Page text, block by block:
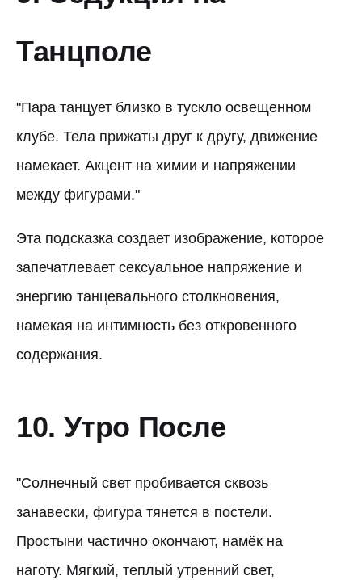
Танцполе
"Пара танцует близко в тускло освещенном
клубе. Тела прижаты друг к другу, движение
намекает. Акцент на химии и напряжении
между фигурами."
Эта подсказка создает изображение, которое
запечатлевает сексуальное напряжение и
энергию танцевального столкновения,
намекая на интимность без откровенного
содержания.
10. Утро После
"Солнечный свет пробивается сквозь
занавески, фигура тянется в постели.
Простыни частично окончают, намёк на
наготу. Мягкий, теплый утренний свет,